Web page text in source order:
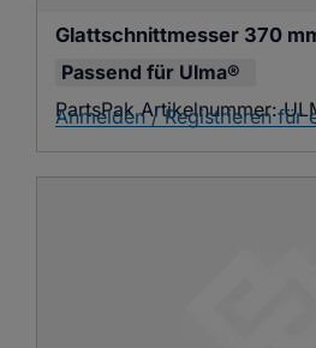
Glattschnittmesser 370
Passend für Ulma®
PartsPak Artikelnummer:
Anmelden / Registrieren für